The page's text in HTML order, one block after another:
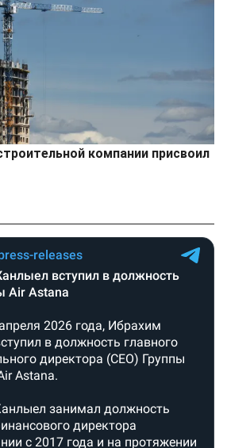
компании присвоил